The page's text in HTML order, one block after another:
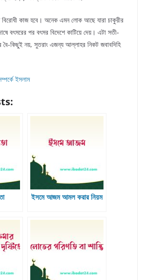
বিরোধী কাজ হবে। অনেক এমন লোক আছে যারা চাকুরীর
বৎসরের পর বৎসর বিদেশে কাটিয়ে দেয়। এটা সতী-
বৈ-কিছুই নয়, সুতরাং এজন্য আল্লাহর নিকট জবাবদিহি
ইসলাম
ইসমে আজম আমল করার নিয়ম